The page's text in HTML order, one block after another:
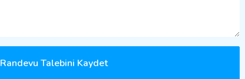
Randevu Talebini Kaydet